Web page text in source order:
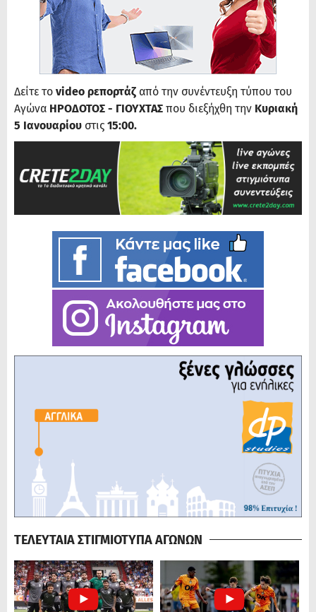
Δείτε το video ρεπορτάζ από την συνέντευξη τύπου του
Αγώνα ΗΡΟΔΟΤΟΣ - ΓΙΟΥΧΤΑΣ που διεξήχθη την Κυριακή
5 Ιανουαρίου στις 15:00.
ΤΕΛΕΥΤΑΙΑ ΣΤΙΓΜΙΟΤΥΠΑ ΑΓΩΝΩΝ